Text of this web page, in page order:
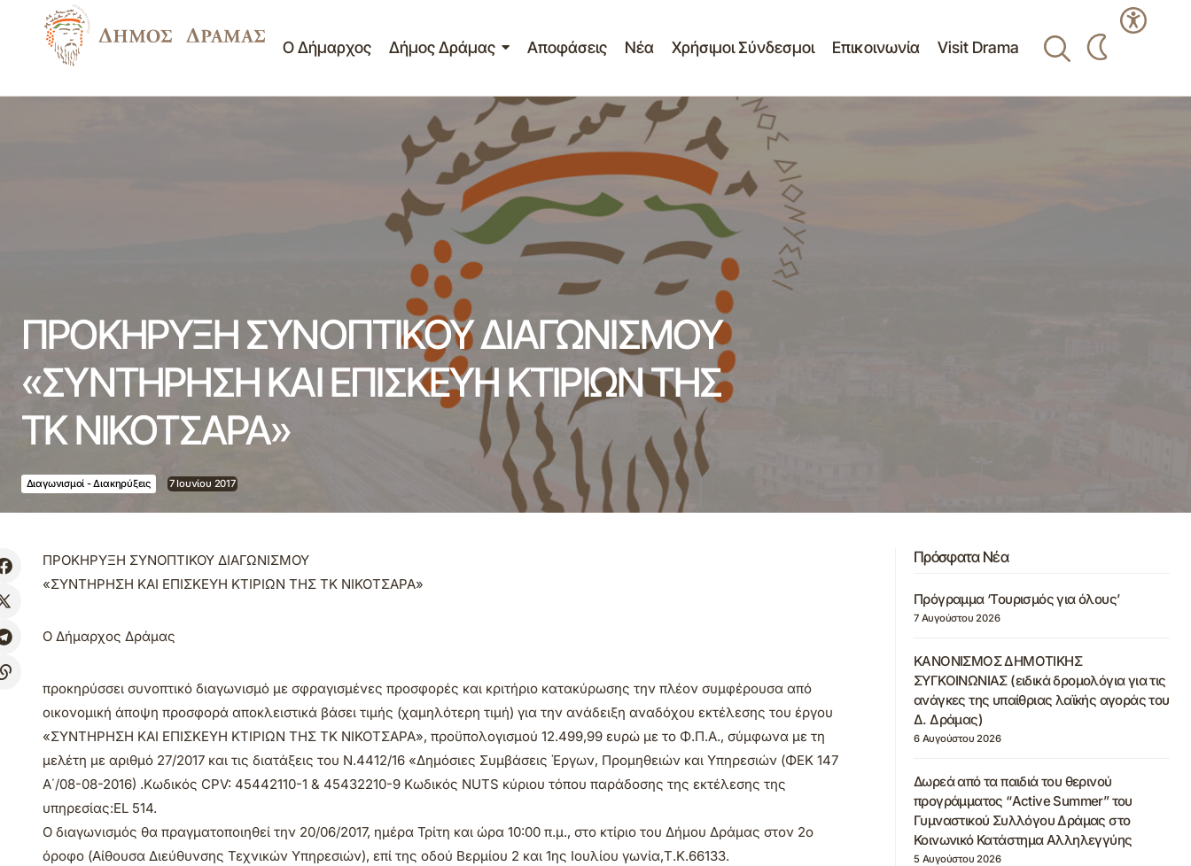
Ο Δήμαρχος Δήμος Δράμας Αποφάσεις Νέα Χρήσιμοι Σύνδεσμοι Επικοινωνία Visit Drama
ΠΡΟΚΗΡΥΞΗ ΣΥΝΟΠΤΙΚΟΥ ΔΙΑΓΩΝΙΣΜΟΥ «ΣΥΝΤΗΡΗΣΗ ΚΑΙ ΕΠΙΣΚΕΥΗ
ΚΤΙΡΙΩΝ ΤΗΣ ΤΚ ΝΙΚΟΤΣΑΡΑ»
ΠΡΟΚΗΡΥΞΗ ΣΥΝΟΠΤΙΚΟΥ ΔΙΑΓΩΝΙΣΜΟΥ
«ΣΥΝΤΗΡΗΣΗ ΚΑΙ ΕΠΙΣΚΕΥΗ ΚΤΙΡΙΩΝ ΤΗΣ
ΤΚ ΝΙΚΟΤΣΑΡΑ»
Διαγωνισμοί - Διακηρύξεις 7 Ιουνίου 2017
ΠΡΟΚΗΡΥΞΗ ΣΥΝΟΠΤΙΚΟΥ ΔΙΑΓΩΝΙΣΜΟΥ
«ΣΥΝΤΗΡΗΣΗ ΚΑΙ ΕΠΙΣΚΕΥΗ ΚΤΙΡΙΩΝ ΤΗΣ ΤΚ ΝΙΚΟΤΣΑΡΑ»
Ο Δήμαρχος Δράμας
προκηρύσσει συνοπτικό διαγωνισμό με σφραγισμένες προσφορές και κριτήριο κατακύρωσης την πλέον συμφέρουσα από
οικονομική άποψη προσφορά αποκλειστικά βάσει τιμής (χαμηλότερη τιμή) για την ανάδειξη αναδόχου εκτέλεσης του έργου
«ΣΥΝΤΗΡΗΣΗ ΚΑΙ ΕΠΙΣΚΕΥΗ ΚΤΙΡΙΩΝ ΤΗΣ ΤΚ ΝΙΚΟΤΣΑΡΑ», προϋπολογισμού 12.499,99 ευρώ με το Φ.Π.Α., σύμφωνα με τη
μελέτη με αριθμό 27/2017 και τις διατάξεις του Ν.4412/16 «Δημόσιες Συμβάσεις Έργων, Προμηθειών και Υπηρεσιών (ΦΕΚ 147
Α΄/08-08-2016) .Κωδικός CPV: 45442110-1 & 45432210-9 Κωδικός NUTS κύριου τόπου παράδοσης της εκτέλεσης της
υπηρεσίας:EL 514.
Ο διαγωνισμός θα πραγματοποιηθεί την 20/06/2017, ημέρα Τρίτη και ώρα 10:00 π.μ., στο κτίριο του Δήμου Δράμας στον 2ο
όροφο (Αίθουσα Διεύθυνσης Τεχνικών Υπηρεσιών), επί της οδού Βερμίου 2 και 1ης Ιουλίου γωνία,Τ.Κ.66133.
Πρόσφατα Νέα
Πρόγραμμα ‘Τουρισμός για όλους’
7 Αυγούστου 2026
ΚΑΝΟΝΙΣΜΟΣ ΔΗΜΟΤΙΚΗΣ
ΣΥΓΚΟΙΝΩΝΙΑΣ (ειδικά δρομολόγια για τις
ανάγκες της υπαίθριας λαϊκής αγοράς του
Δ. Δράμας)
6 Αυγούστου 2026
Δωρεά από τα παιδιά του θερινού
προγράμματος “Active Summer” του
Γυμναστικού Συλλόγου Δράμας στο
Κοινωνικό Κατάστημα Αλληλεγγύης
5 Αυγούστου 2026